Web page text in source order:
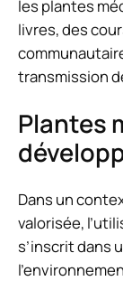
les plantes
livres, des
transmission
Plantes
Dans un
valorisée,
s’inscrit dans